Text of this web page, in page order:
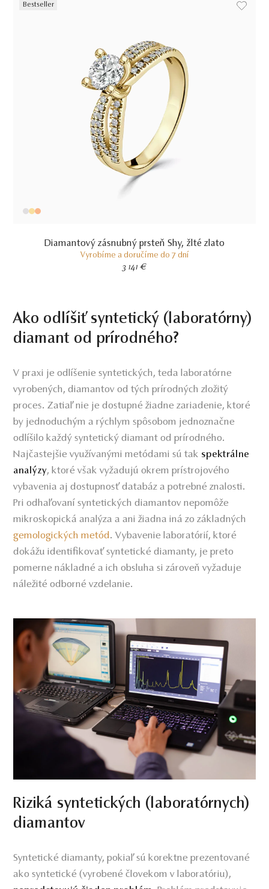
Bestseller
Diamantový zásnubný prsteň Shy, žlté zlato
Vyrobíme a doručíme do 7 dní
3 141 €
Ako odlíšiť syntetický (laboratórny)
diamant od prírodného?
V praxi je odlíšenie syntetických, teda laboratórne
vyrobených, diamantov od tých prírodných zložitý
proces. Zatiaľ nie je dostupné žiadne zariadenie, ktoré
by jednoduchým a rýchlym spôsobom jednoznačne
odlíšilo každý syntetický diamant od prírodného.
Najčastejšie využívanými metódami sú tak spektrálne
analýzy, ktoré však vyžadujú okrem prístrojového
vybavenia aj dostupnosť databáz a potrebné znalosti.
Pri odhaľovaní syntetických diamantov nepomôže
mikroskopická analýza a ani žiadna iná zo základných
gemologických metód. Vybavenie laboratórií, ktoré
dokážu identifikovať syntetické diamanty, je preto
pomerne nákladné a ich obsluha si zároveň vyžaduje
náležité odborné vzdelanie.
Riziká syntetických (laboratórnych)
diamantov
Syntetické diamanty, pokiaľ sú korektne prezentované
ako syntetické (vyrobené človekom v laboratóriu),